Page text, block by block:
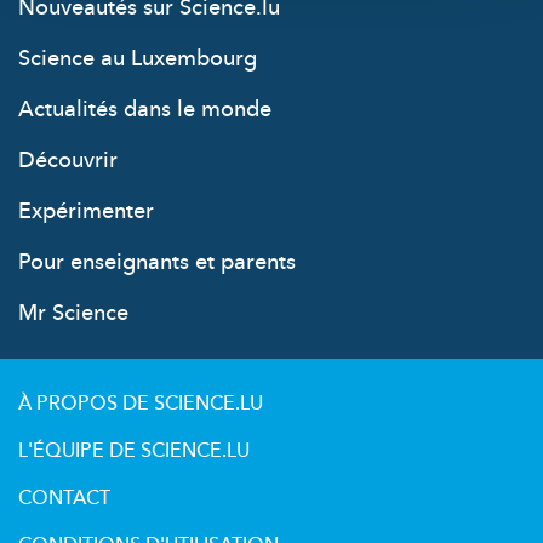
Nouveautés sur Science.lu
Science au Luxembourg
Actualités dans le monde
Découvrir
Expérimenter
Pour enseignants et parents
Mr Science
À PROPOS DE SCIENCE.LU
L'ÉQUIPE DE SCIENCE.LU
CONTACT